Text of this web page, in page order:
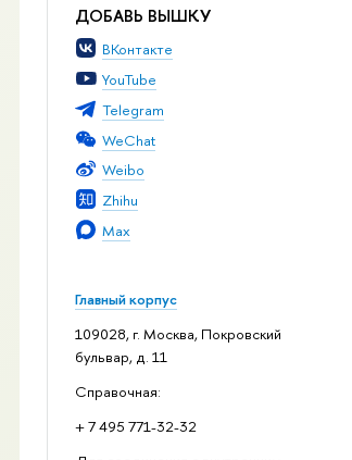
ДОБАВЬ ВЫШКУ
ВКонтакте
YouTube
Telegram
WeChat
Weibo
Zhihu
Max
Главный корпус
109028, г. Москва, Покровский
бульвар, д. 11
Справочная:
+ 7 495 771-32-32